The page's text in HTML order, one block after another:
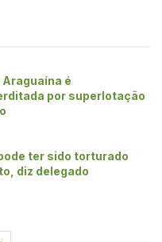
Araguaína é
por superlotação
ter sido torturado
diz delegado